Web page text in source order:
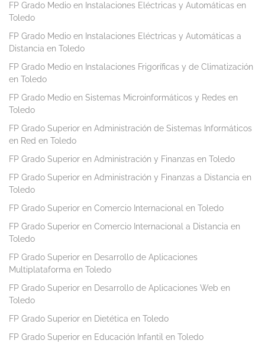
FP Grado Medio en Instalaciones Eléctricas y Automáticas en
Toledo
FP Grado Medio en Instalaciones Eléctricas y Automáticas a
Distancia en Toledo
FP Grado Medio en Instalaciones Frigoríficas y de Climatización
en Toledo
FP Grado Medio en Sistemas Microinformáticos y Redes en
Toledo
FP Grado Superior en Administración de Sistemas Informáticos
en Red en Toledo
FP Grado Superior en Administración y Finanzas en Toledo
FP Grado Superior en Administración y Finanzas a Distancia en
Toledo
FP Grado Superior en Comercio Internacional en Toledo
FP Grado Superior en Comercio Internacional a Distancia en
Toledo
FP Grado Superior en Desarrollo de Aplicaciones
Multiplataforma en Toledo
FP Grado Superior en Desarrollo de Aplicaciones Web en
Toledo
FP Grado Superior en Dietética en Toledo
FP Grado Superior en Educación Infantil en Toledo